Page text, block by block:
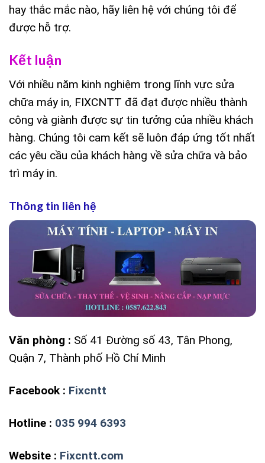
hay thắc mắc nào, hãy liên hệ với chúng tôi để
được hỗ trợ.
Kết luận
Với nhiều năm kinh nghiệm trong lĩnh vực sửa
chữa máy in, FIXCNTT đã đạt được nhiều thành
công và giành được sự tin tưởng của nhiều khách
hàng. Chúng tôi cam kết sẽ luôn đáp ứng tốt nhất
các yêu cầu của khách hàng về sửa chữa và bảo
trì máy in.
Thông tin liên hệ
Văn phòng : Số 41 Đường số 43, Tân Phong,
Quận 7, Thành phố Hồ Chí Minh
Facebook : Fixcntt
Hotline : 035 994 6393
Website : Fixcntt.com